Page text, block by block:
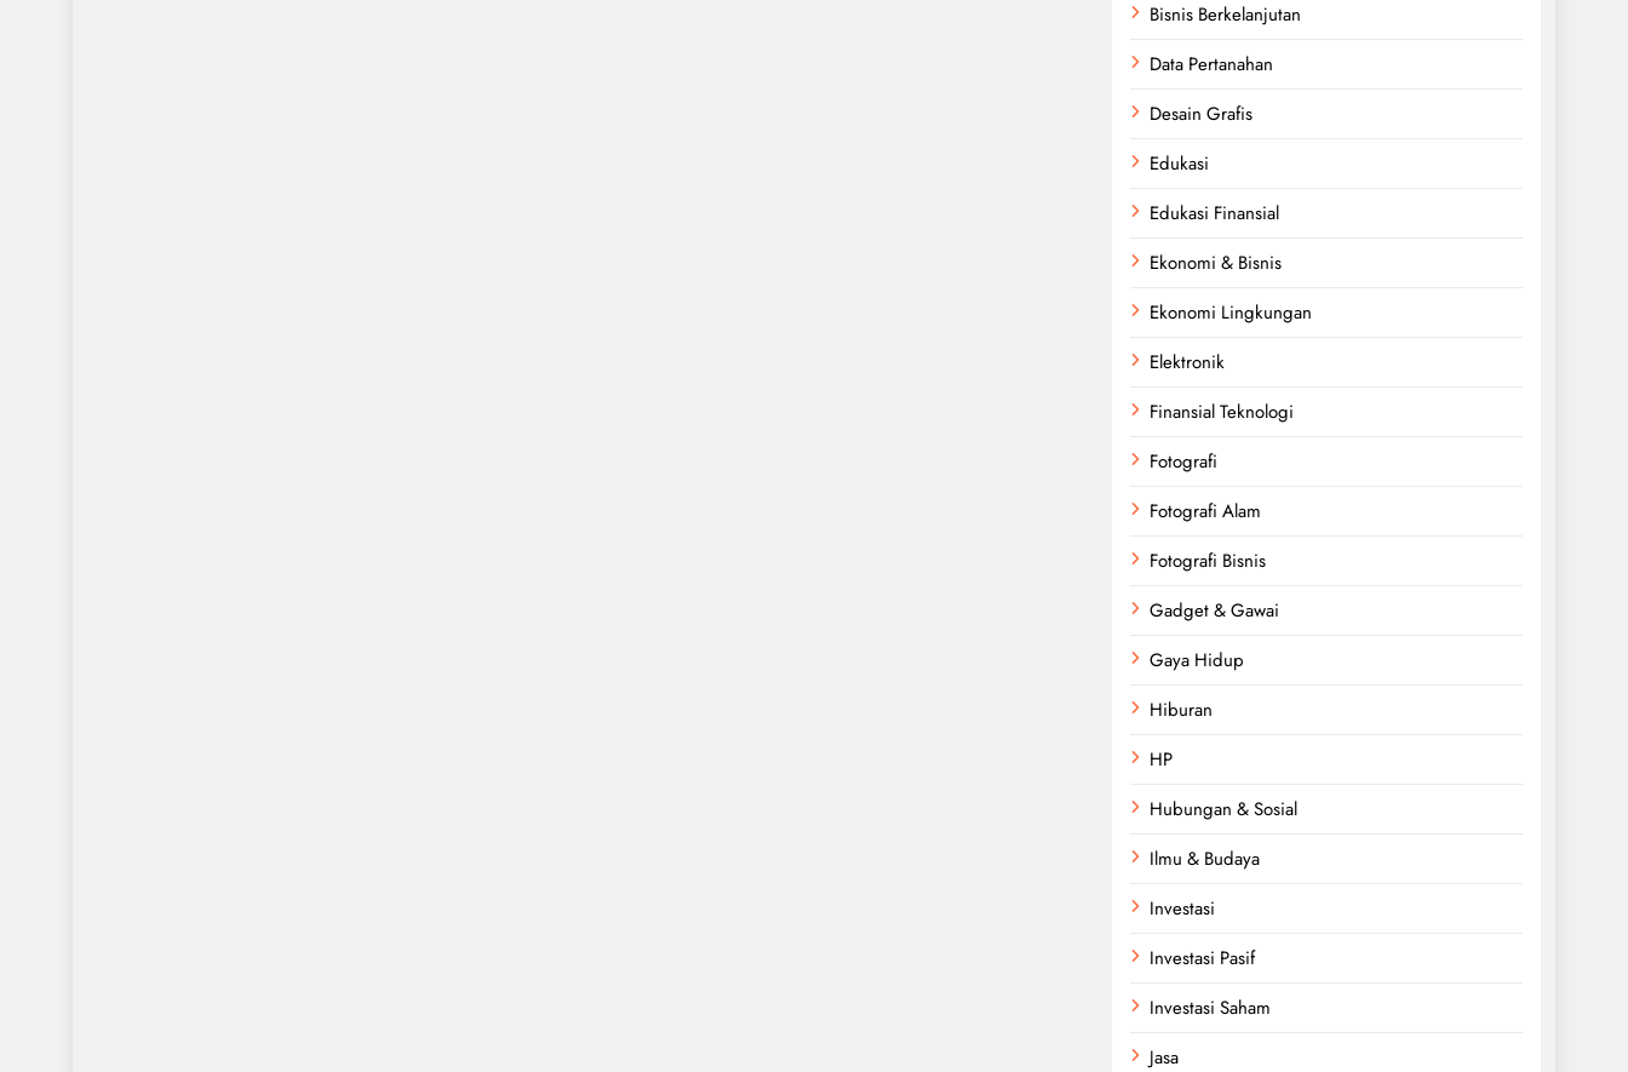
Bisnis Berkelanjutan
Data Pertanahan
Desain Grafis
Edukasi
Edukasi Finansial
Ekonomi & Bisnis
Ekonomi Lingkungan
Elektronik
Finansial Teknologi
Fotografi
Fotografi Alam
Fotografi Bisnis
Gadget & Gawai
Gaya Hidup
Hiburan
HP
Hubungan & Sosial
Ilmu & Budaya
Investasi
Investasi Pasif
Investasi Saham
Jasa